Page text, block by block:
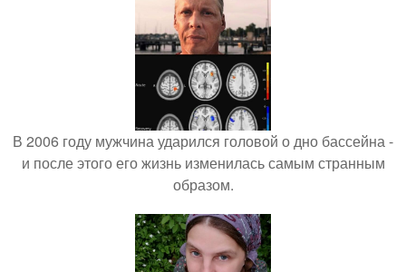
В 2006 году мужчина ударился головой о дно бассейна -
и после этого его жизнь изменилась самым странным
образом.